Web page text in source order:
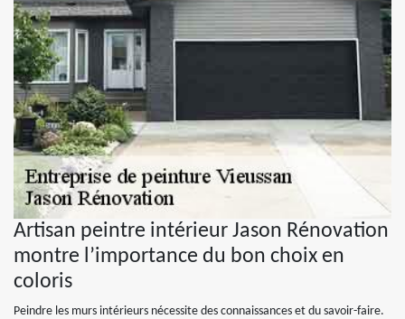
Artisan peintre intérieur Jason Rénovation
montre l’importance du bon choix en
coloris
Peindre les murs intérieurs nécessite des connaissances et du savoir-faire.